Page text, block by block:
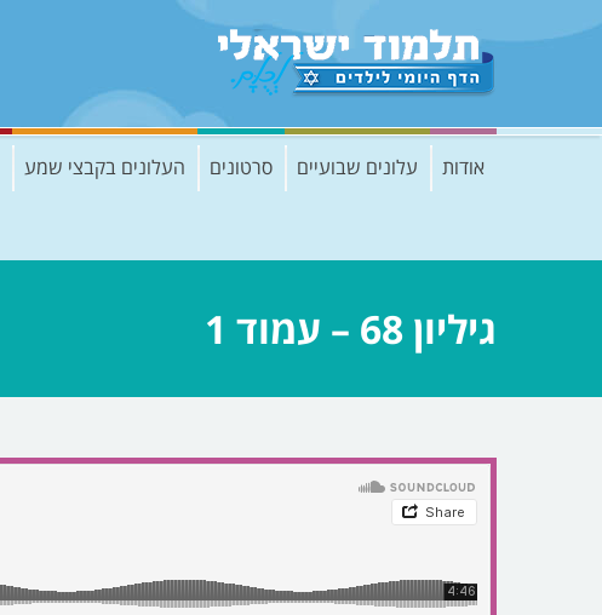
אודות עלונים שבועיים סרטונים העלונים בקבצי שמע
גיליון 68 – עמוד 1